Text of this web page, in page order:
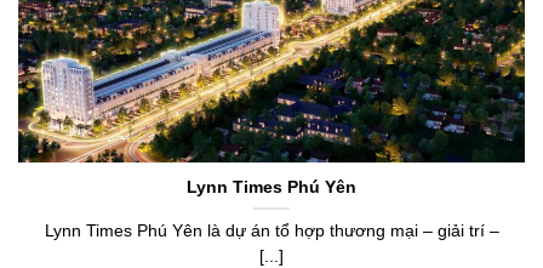
Lynn Times Phú Yên
Lynn Times Phú Yên là dự án tổ hợp thương mại – giải trí –
[...]